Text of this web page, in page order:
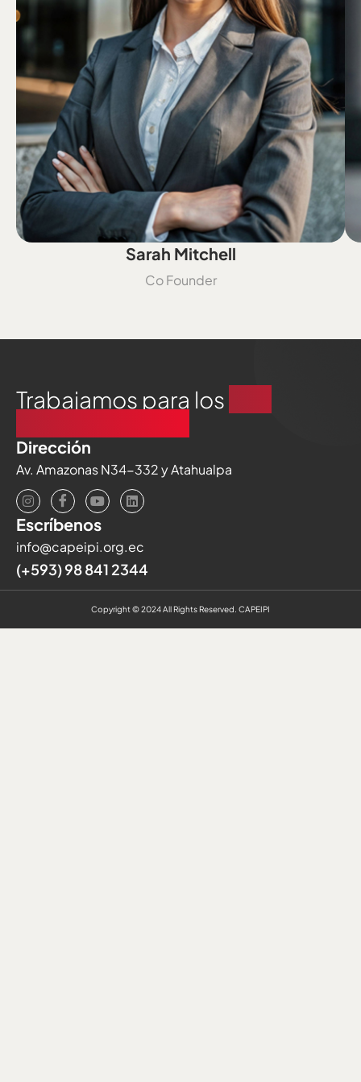
Sarah Mitchell
Co Founder
Trabajamos para los
Dirección
Av. Amazonas N34-332 y Atahualpa
Escríbenos
info@capeipi.org.ec
(+593) 98 841 2344
Copyright © 2024 All Rights Reserved. CAPEIPI